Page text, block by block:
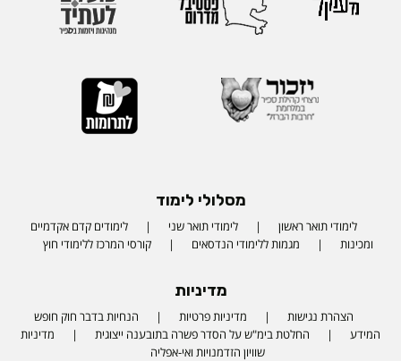
מסלולי לימוד
לימודי תואר ראשון לימודי תואר שני
לימודים קדם אקדמיים
ומכינות
מגמות ללימודי הנדסאים קורסי המרכז ללימודי חוץ
מדיניות
הצהרת נגישות מדיניות פרטיות
הנחיות בדבר חוק חופש
המידע
החלטת בימ"ש על הסדר פשרה בתובענה ייצוגית
מדיניות
שוויון הזדמנויות ואי-אפליה